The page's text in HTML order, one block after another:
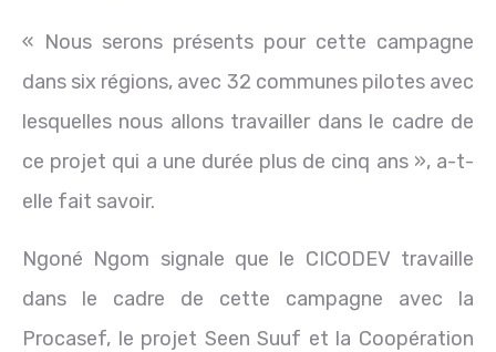
« Nous serons présents pour cette campagne
dans six régions, avec 32 communes pilotes avec
lesquelles nous allons travailler dans le cadre de
ce projet qui a une durée plus de cinq ans », a-t-
elle fait savoir.
Ngoné Ngom signale que le CICODEV travaille
dans le cadre de cette campagne avec la
Procasef, le projet Seen Suuf et la Coopération